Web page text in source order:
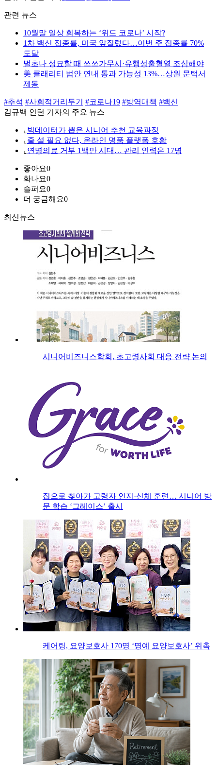
관련 뉴스
10월말 일상 회복하는 ‘위드 코로나’ 시작?
1차 백신 접종률, 미국 앞질렀다…이번 주 접종률 70%
도달
벌초나 성묘할 때 쓰쓰가무시·유행성출혈열 조심해야
美 클래리티 법안 연내 통과 가능성 13%…상원 문턱서
제동
#추석 #사회적거리두기 #코로나19 #방역대책 #백신
김규백 인턴 기자의 주요 뉴스
⌞ 빅데이터가 뽑은 시니어 추천 교육과정
⌞ 줄 설 필요 없다, 온라인 명품 플랫폼 호황
⌞ 연명의료 거부 1백만 시대… 관리 인력은 17명
좋아요0
화나요0
슬퍼요0
더 궁금해요0
최신뉴스
시니어비즈니스학회, 초고령사회 대응 전략 논의
집으로 찾아가 고령자 인지·신체 훈련… 시니어 방
문 학습 ‘그레이스’ 출시
케어링, 요양보호사 170명 ‘명예 요양보호사’ 위촉